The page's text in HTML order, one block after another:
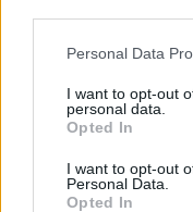
Personal Data
I want to opt-out
personal data.
Opted In
I want to opt-out
Personal Data.
Opted In